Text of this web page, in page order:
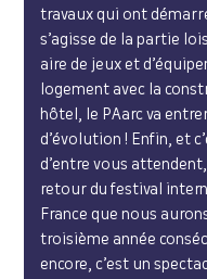
travaux qui ont démarré
s’agisse de la partie
aire de jeux et
logement avec la
hôtel, le PAarc va
d’évolution ! Enfin, et
d’entre vous
retour du festival
France que nous
troisième année
encore, c’est un